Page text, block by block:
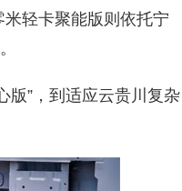
轻卡聚能版则依托宁
版”，到适应云贵川复杂